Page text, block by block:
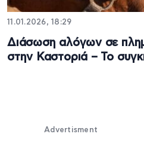
11.01.2026, 18:29
Διάσωση αλόγων σε
στην Καστοριά – Το
Advertisment